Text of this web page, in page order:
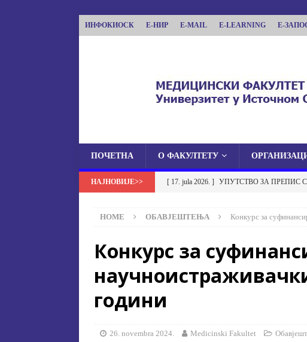
ИНФОКИОСК Е-НИР E-MAIL E-LEARNING Е-
МЕДИЦИНСКИ
МЕДИЦИНСКИ ФАКУЛТЕТ УНИВЕРЗИТЕТА У
ПОЧЕТНА О ФАКУЛТЕТУ
[ 17. jula 2026. ] УПУТСТВО ЗА ПРЕПИС
ОБАВЈЕШТЕЊЕ О
Избор у звање
[ 15. jula 2026. ] ОГЛАС – УПИС НА
HOME ОБАВЈЕШТЕЊА Конкурс за
Конкурс за
години
26. novembra 2024. Medicinski Fakultet